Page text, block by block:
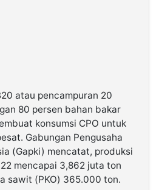
atau pencampuran 20
80 persen bahan bakar
konsumsi CPO untuk
Gabungan Pengusaha
(Gapki) mencatat, produksi
mencapai 3,862 juta ton
sawit (PKO) 365.000 ton.